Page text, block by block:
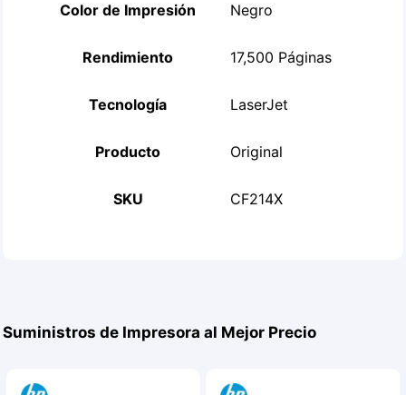
Color de Impresión Negro
Rendimiento 17,500 Páginas
Tecnología LaserJet
Producto Original
SKU CF214X
Suministros de Impresora al Mejor Precio